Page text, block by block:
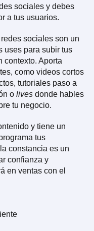
sociales y debes
a tus usuarios.
sociales son un
uses para subir tus
contexto. Aporta
como videos cortos
tutoriales paso a
o lives donde hables
tu negocio.
y tiene un
tus
constancia es un
confianza y
en ventas con el